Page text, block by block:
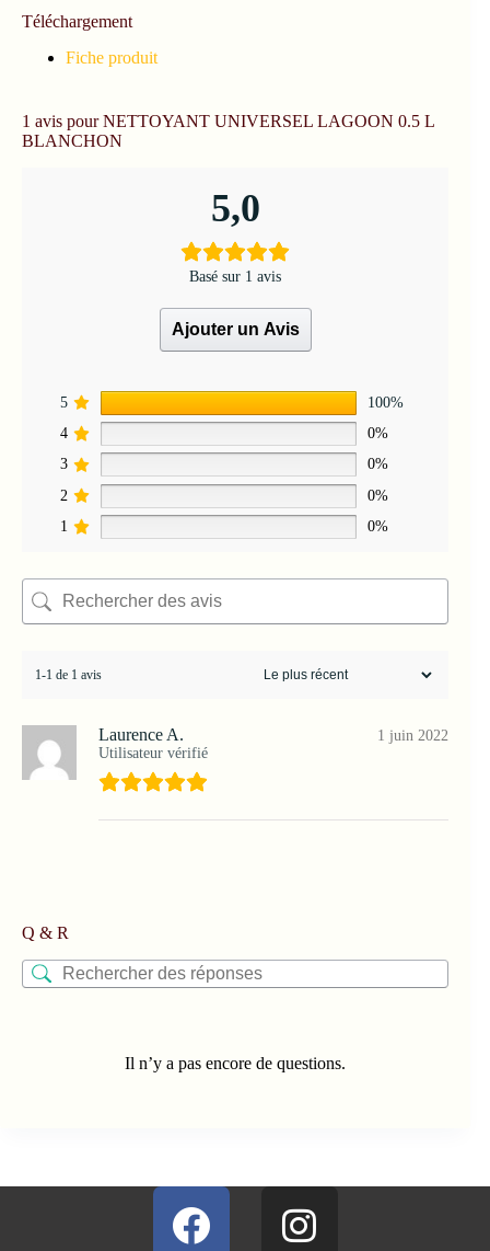
Téléchargement
Fiche produit
1 avis pourNETTOYANT UNIVERSEL LAGOON 0.5 L
BLANCHON
5,0
Basé sur 1 avis
Ajouter un Avis
5
100%
4
0%
3
0%
2
0%
1
0%
1-1 de 1 avis
Laurence A.
Utilisateur vérifié
1 juin 2022
Q & R
Il n’y a pas encore de questions.